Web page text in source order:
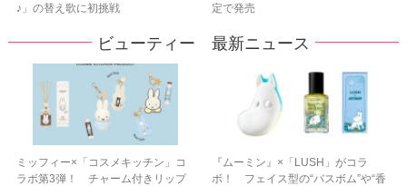
♪」の替え歌に初挑戦
定で発売
ビューティー 最新ニュース
ミッフィー×「コスメキッチン」コ
ラボ第3弾！ チャーム付きリップ
『ムーミン』×「LUSH」がコラ
ボ！ フェイス型の“バスボム”や“香